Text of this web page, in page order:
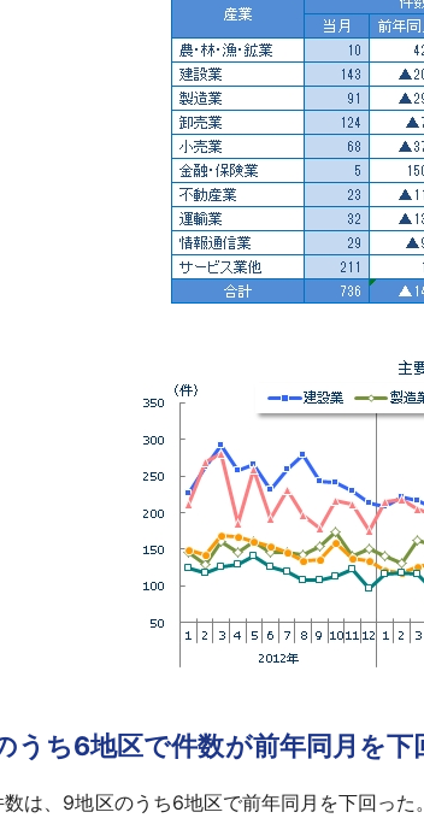
ち6地区で件数が前年同月を下
は、9地区のうち6地区で前年同月を下回った。